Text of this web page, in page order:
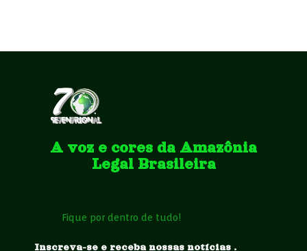
A voz e cores da Amazônia
Legal Brasileira
Fique por dentro de tudo!
Inscreva-se e receba nossas notícias .